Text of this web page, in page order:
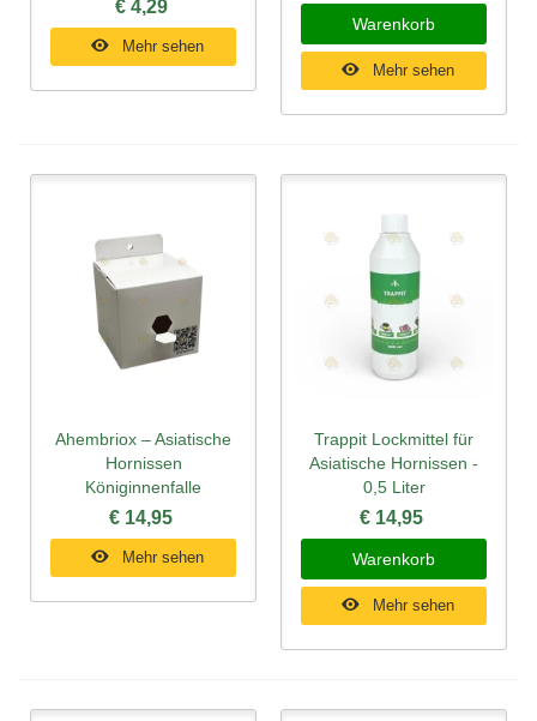
€ 4,29
Mehr sehen
Warenkorb
Mehr sehen
Ahembriox – Asiatische
Hornissen
Königinnenfalle
€ 14,95
Mehr sehen
Trappit Lockmittel für
Asiatische Hornissen -
0,5 Liter
€ 14,95
Warenkorb
Mehr sehen